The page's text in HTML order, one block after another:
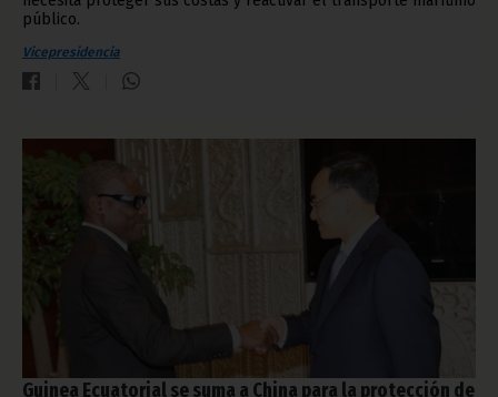
público.
Vicepresidencia
Guinea Ecuatorial se suma a China para la protección de